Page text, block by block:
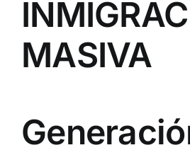
MASIVA